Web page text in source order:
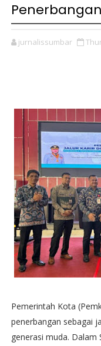
Penerbangan
jurnalissumbar
Pemerintah Kota
penerbangan sebagai
generasi muda. Dalam